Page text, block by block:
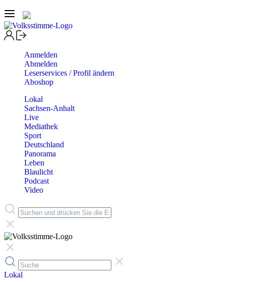
Anmelden
Abmelden
Leserservices / Profil ändern
Aboshop
Lokal
Sachsen-Anhalt
Live
Mediathek
Sport
Deutschland
Panorama
Leben
Blaulicht
Podcast
Video
Lokal